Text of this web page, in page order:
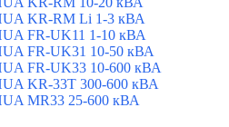
KR-RM Li 1-3 кВА
FR-UK11 1-10 кВА
FR-UK31 10-50 кВА
FR-UK33 10-600 кВА
KR-33T 300-600 кВА
MR33 25-600 кВА